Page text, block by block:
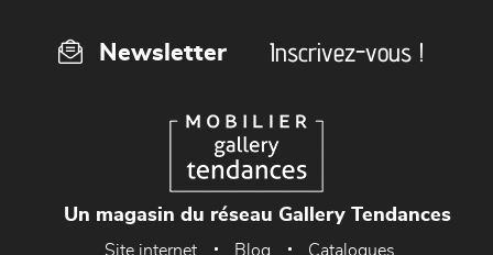
Newsletter Inscrivez-vous !
Un magasin du réseau Gallery Tendances
Site internet Blog Catalogues